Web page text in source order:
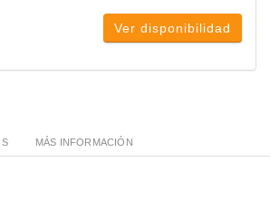
Ver disponibilidad
MÁS INFORMACIÓN